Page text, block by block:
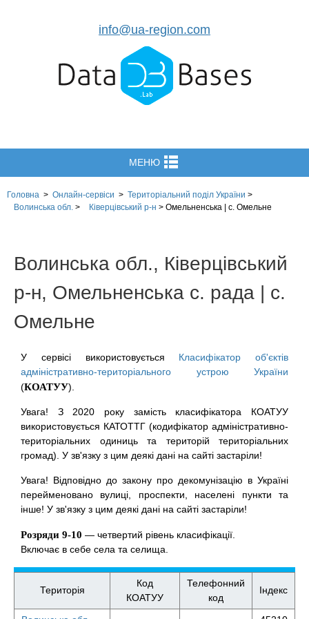
info@ua-region.com
МЕНЮ
Головна > Онлайн-сервіси > Територіальний поділ України >
Волинська обл. > Ківерцівський р-н > Омельненська | с. Омельне
Волинська обл., Ківерцівський
р-н, Омельненська с. рада | с.
Омельне
У сервісі використовується Класифікатор об'єктів
адміністративно-територіального устрою України
(КОАТУУ).
Увага! З 2020 року замість класифікатора КОАТУУ
використовується КАТОТТГ (кодифікатор адміністративно-
територіальних одиниць та територій територіальних
громад). У зв'язку з цим деякі дані на сайті застаріли!
Увага! Відповідно до закону про декомунізацію в Україні
перейменовано вулиці, проспекти, населені пункти та
інше! У зв'язку з цим деякі дані на сайті застаріли!
Розряди 9-10 — четвертий рівень класифікації.
Включає в себе села та селища.
Територія
Код
КОАТУУ
Телефонний
код
Індекс